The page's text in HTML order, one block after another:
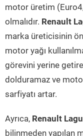
motor üretim
olmalıdır. Renault
marka üreticisinin
motor yağı
görevini yerine
dolduramaz ve motor
sarfiyatı artar.
Ayrıca, Renault
bilinmeden yapılan